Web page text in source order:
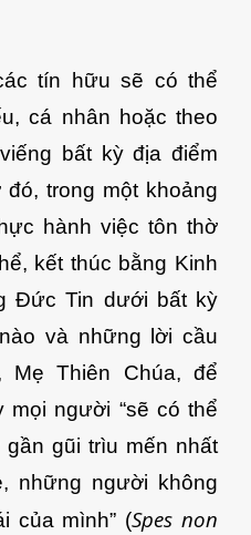
tín hữu sẽ có thể
cá nhân hoặc theo
bất kỳ địa điểm
trong một khoảng
hành việc tôn thờ
kết thúc bằng Kinh
Đức Tin dưới bất kỳ
và những lời cầu
Mẹ Thiên Chúa, để
mọi người “sẽ có thể
gũi trìu mến nhất
những người không
của mình” (Spes non